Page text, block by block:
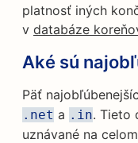
platnosť iných
v databáze
Aké sú
Päť
.net a .in. Tieto
uznávané na